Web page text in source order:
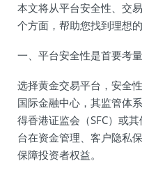
本文将从平台安全性、交
个方面，帮助您找到理想
一、平台安全性是首要考量
选择黄金交易平台，安全
国际金融中心，其监管体
得香港证监会（SFC）或
台在资金管理、客户隐私
保障投资者权益。